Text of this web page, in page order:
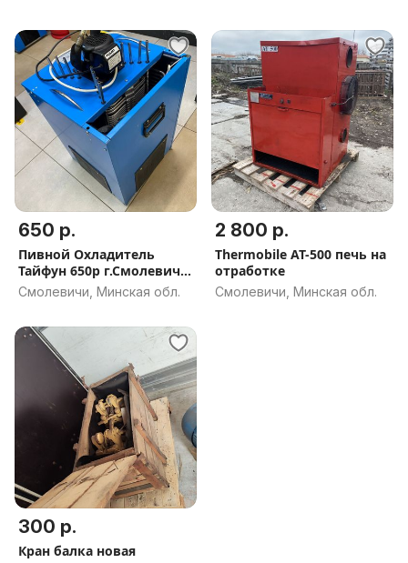
650 р.
Пивной Охладитель
Тайфун 650р г.Смолевичи
б/у,торг
Смолевичи, Минская обл.
2 800 р.
Thermobile AT-500 печь на
отработке
Смолевичи, Минская обл.
300 р.
Кран балка новая